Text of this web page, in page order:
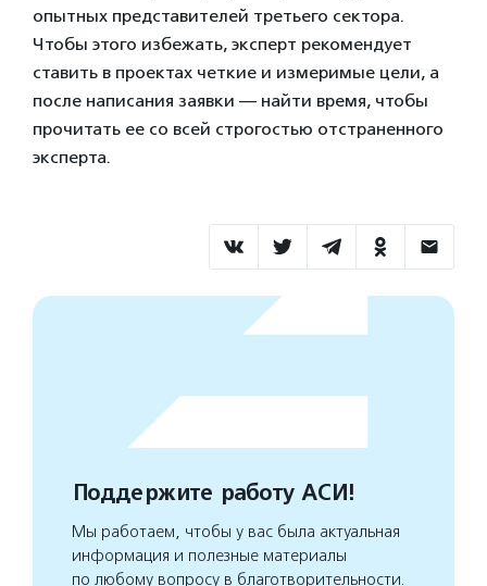
опытных представителей третьего сектора.
Чтобы этого избежать, эксперт рекомендует
ставить в проектах четкие и измеримые цели, а
после написания заявки — найти время, чтобы
прочитать ее со всей строгостью отстраненного
эксперта.
Поддержите работу АСИ!
Мы работаем, чтобы у вас была актуальная
информация и полезные материалы
по любому вопросу в благотворительности.